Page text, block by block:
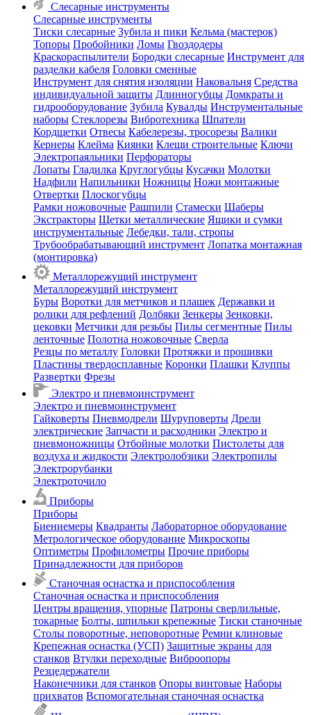
Слесарные инструменты
Слесарные инструменты
Тиски слесарные Зубила и пики Кельма (мастерок)
Топоры Пробойники Ломы Гвоздодеры
Краскораспылители Бородки слесарные Инструмент для
разделки кабеля Головки сменные
Инструмент для снятия изоляции Наковальня Средства
индивидуальной защиты Длинногубцы Домкраты и
гидрооборудование Зубила Кувалды Инструментальные
наборы Стеклорезы Вибротехника Шпатели
Кордщетки Отвесы Кабелерезы, тросорезы Валики
Кернеры Клейма Киянки Клещи строительные Ключи
Электропаяльники Перфораторы
Лопаты Гладилка Круглогубцы Кусачки Молотки
Надфили Напильники Ножницы Ножи монтажные
Отвертки Плоскогубцы
Рамки ножовочные Рашпили Стамески Шаберы
Экстракторы Щетки металлические Ящики и сумки
инструментальные Лебедки, тали, стропы
Трубообрабатывающий инструмент Лопатка монтажная
(монтировка)
Металлорежущий инструмент
Металлорежущий инструмент
Буры Воротки для метчиков и плашек Державки и
ролики для рефлений Долбяки Зенкеры Зенковки,
цековки Метчики для резьбы Пилы сегментные Пилы
ленточные Полотна ножовочные Сверла
Резцы по металлу Головки Протяжки и прошивки
Пластины твердосплавные Коронки Плашки Клуппы
Развертки Фрезы
Электро и пневмоинструмент
Электро и пневмоинструмент
Гайковерты Пневмодрели Шуруповерты Дрели
электрические Запчасти и расходники Электро и
пневмоножницы Отбойные молотки Пистолеты для
воздуха и жидкости Электролобзики Электропилы
Электрорубанки
Электроточило
Приборы
Приборы
Биениемеры Квадранты Лабораторное оборудование
Метрологическое оборудование Микроскопы
Оптиметры Профилометры Прочие приборы
Принадлежности для приборов
Станочная оснастка и приспособления
Станочная оснастка и приспособления
Центры вращения, упорные Патроны сверлильные,
токарные Болты, шпильки крепежные Тиски станочные
Столы поворотные, неповоротные Ремни клиновые
Крепежная оснастка (УСП) Защитные экраны для
станков Втулки переходные Виброопоры
Резцедержатели
Наконечники для станков Опоры винтовые Наборы
прихватов Вспомогательная станочная оснастка